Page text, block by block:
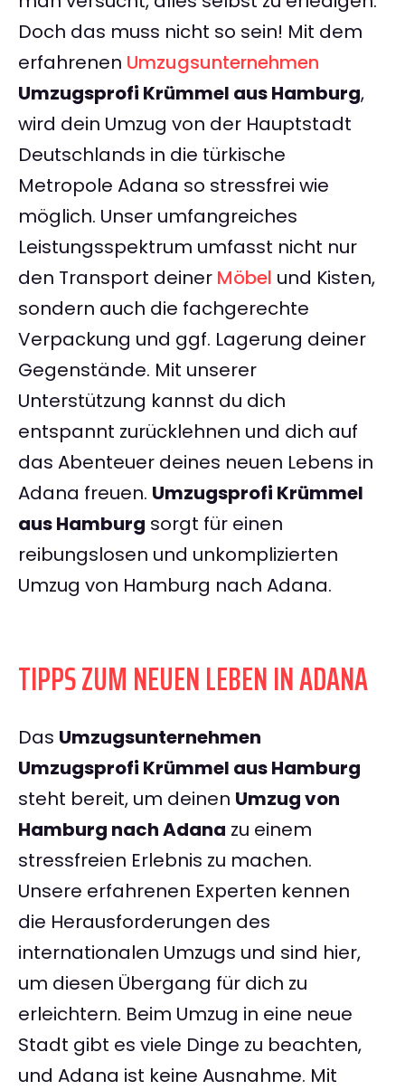
Doch das muss nicht so sein! Mit dem
erfahrenen Umzugsunternehmen
Umzugsprofi Krümmel aus Hamburg,
wird dein Umzug von der Hauptstadt
Deutschlands in die türkische
Metropole Adana so stressfrei wie
möglich. Unser umfangreiches
Leistungsspektrum umfasst nicht nur
den Transport deiner Möbel und Kisten,
sondern auch die fachgerechte
Verpackung und ggf. Lagerung deiner
Gegenstände. Mit unserer
Unterstützung kannst du dich
entspannt zurücklehnen und dich auf
das Abenteuer deines neuen Lebens in
Adana freuen. Umzugsprofi Krümmel
aus Hamburg sorgt für einen
reibungslosen und unkomplizierten
Umzug von Hamburg nach Adana.
TIPPS ZUM NEUEN LEBEN IN ADANA
Das Umzugsunternehmen
Umzugsprofi Krümmel aus Hamburg
steht bereit, um deinen Umzug von
Hamburg nach Adana zu einem
stressfreien Erlebnis zu machen.
Unsere erfahrenen Experten kennen
die Herausforderungen des
internationalen Umzugs und sind hier,
um diesen Übergang für dich zu
erleichtern. Beim Umzug in eine neue
Stadt gibt es viele Dinge zu beachten,
und Adana ist keine Ausnahme. Mit